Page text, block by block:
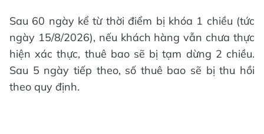
Sau 60 ngày kể từ thời điểm bị khóa 1 chiều (tức
ngày 15/8/2026), nếu khách hàng vẫn chưa thực
hiện xác thực, thuê bao sẽ bị tạm dừng 2 chiều.
Sau 5 ngày tiếp theo, số thuê bao sẽ bị thu hồi
theo quy định.